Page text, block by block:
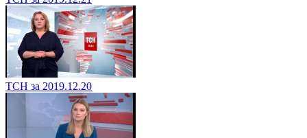
ТСН за 2019.12.20